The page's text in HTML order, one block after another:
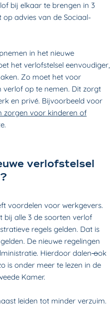
bij elkaar te brengen in 3
advies van de Sociaal-
in het nieuwe
het verlofstelsel eenvoudiger,
Zo moet het voor
op te nemen. Dit zorgt
en privé. Bijvoorbeeld voor
zorgen voor kinderen of
verlofstelsel
voordelen voor werkgevers.
bij alle 3 de soorten verlof
regels gelden. Dat is
De nieuwe regelingen
Hierdoor dalenook
is onder meer te lezen in de
Kamer.
leiden tot minder verzuim.